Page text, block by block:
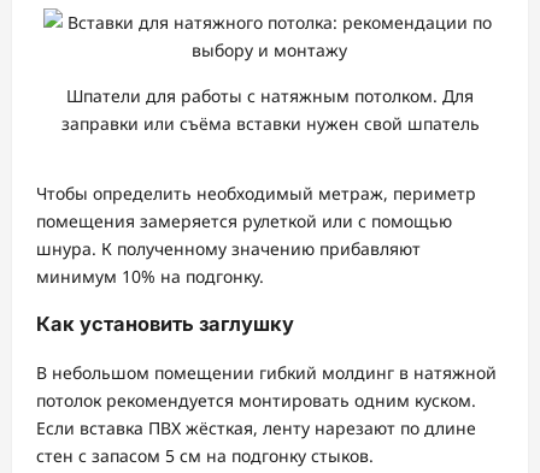
Шпатели для работы с натяжным потолком. Для
заправки или съёма вставки нужен свой шпатель
Чтобы определить необходимый метраж, периметр
помещения замеряется рулеткой или с помощью
шнура. К полученному значению прибавляют
минимум 10% на подгонку.
Как установить заглушку
В небольшом помещении гибкий молдинг в натяжной
потолок рекомендуется монтировать одним куском.
Если вставка ПВХ жёсткая, ленту нарезают по длине
стен с запасом 5 см на подгонку стыков.